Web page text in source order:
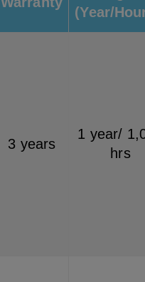
(Year/
3 years
1 year/
hrs